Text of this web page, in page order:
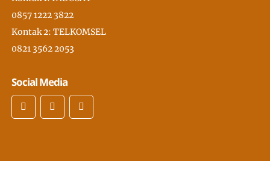
0857 1222 3822
Kontak 2: TELKOMSEL
0821 3562 2053
Social Media